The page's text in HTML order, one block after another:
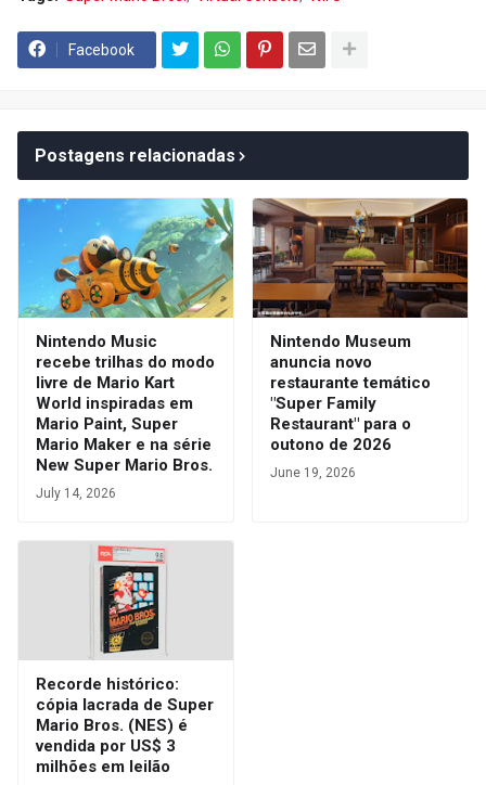
Facebook
Postagens relacionadas
Nintendo Music
recebe trilhas do modo
livre de Mario Kart
World inspiradas em
Mario Paint, Super
Mario Maker e na série
New Super Mario Bros.
July 14, 2026
Nintendo Museum
anuncia novo
restaurante temático
"Super Family
Restaurant" para o
outono de 2026
June 19, 2026
Recorde histórico:
cópia lacrada de Super
Mario Bros. (NES) é
vendida por US$ 3
milhões em leilão